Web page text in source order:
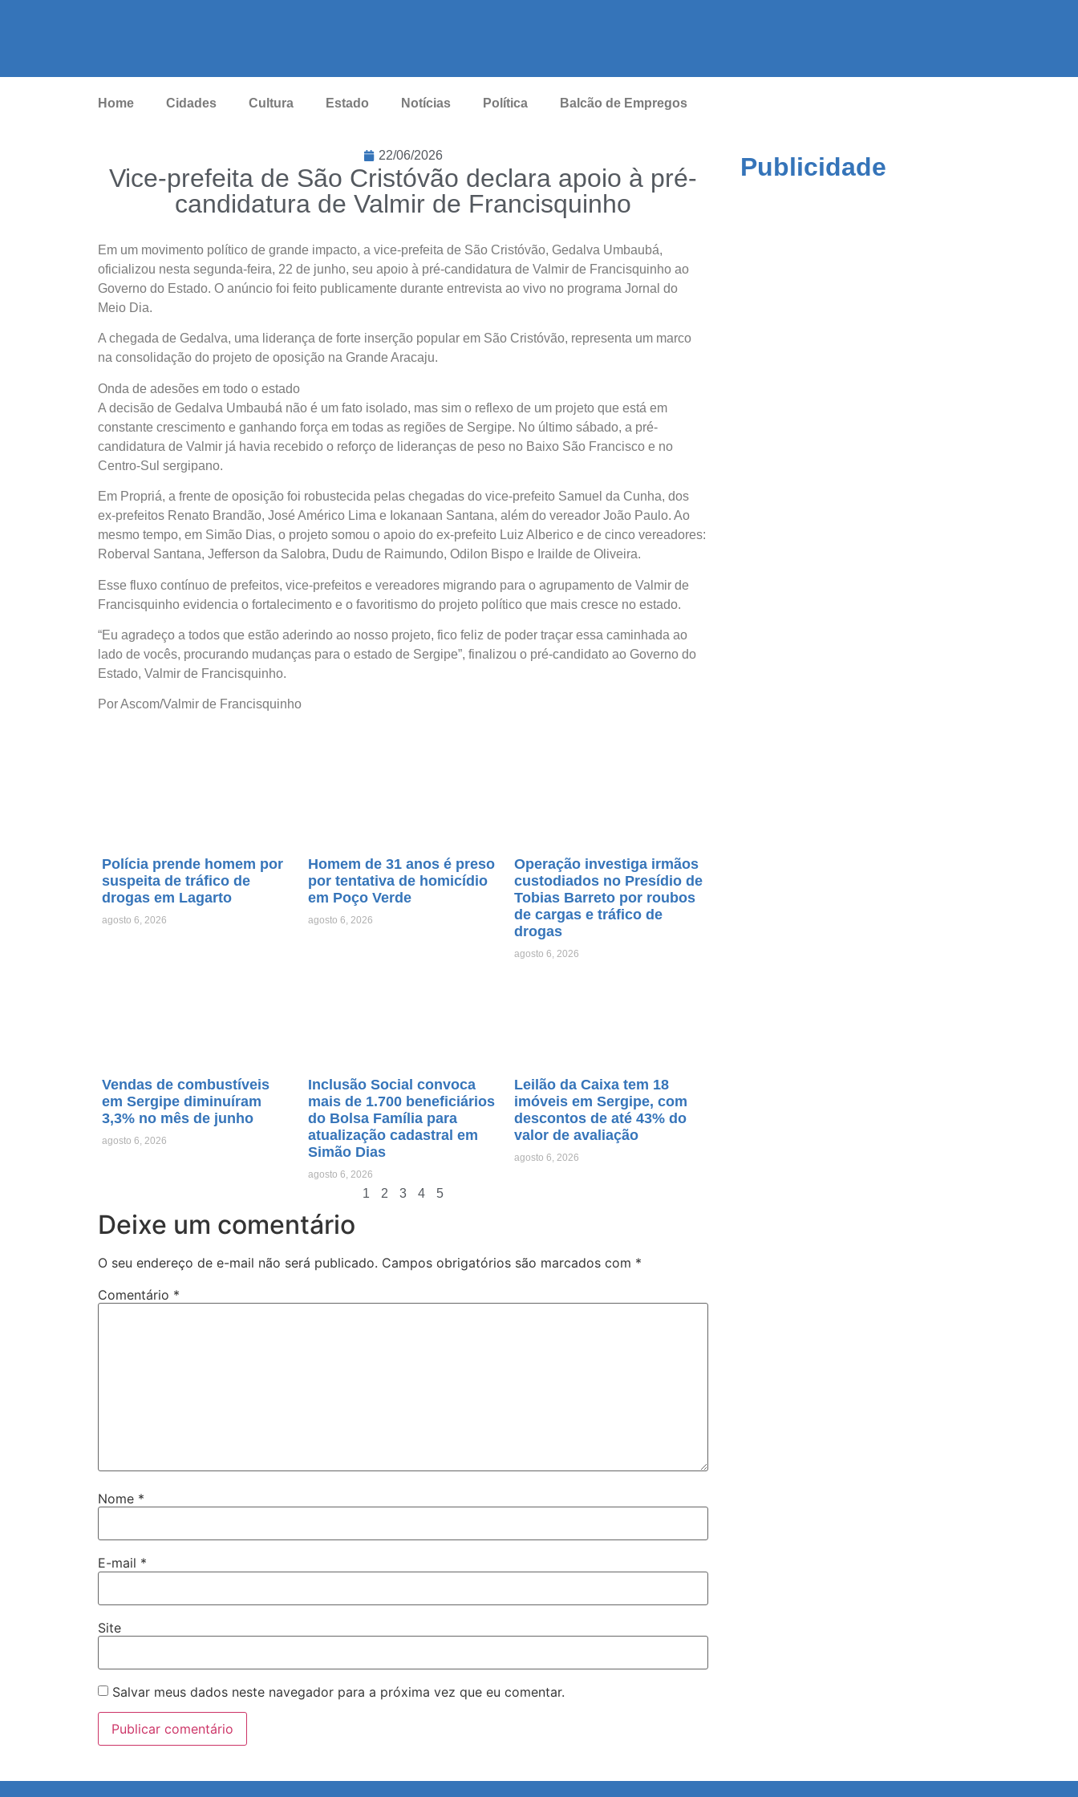
Home Cidades Cultura Estado Notícias Política Balcão de Empregos
22/06/2026
Vice-prefeita de São Cristóvão declara apoio à pré-
candidatura de Valmir de Francisquinho
Em um movimento político de grande impacto, a vice-prefeita de São Cristóvão, Gedalva Umbaubá,
oficializou nesta segunda-feira, 22 de junho, seu apoio à pré-candidatura de Valmir de Francisquinho ao
Governo do Estado. O anúncio foi feito publicamente durante entrevista ao vivo no programa Jornal do
Meio Dia.
A chegada de Gedalva, uma liderança de forte inserção popular em São Cristóvão, representa um marco
na consolidação do projeto de oposição na Grande Aracaju.
Onda de adesões em todo o estado
A decisão de Gedalva Umbaubá não é um fato isolado, mas sim o reflexo de um projeto que está em
constante crescimento e ganhando força em todas as regiões de Sergipe. No último sábado, a pré-
candidatura de Valmir já havia recebido o reforço de lideranças de peso no Baixo São Francisco e no
Centro-Sul sergipano.
Em Propriá, a frente de oposição foi robustecida pelas chegadas do vice-prefeito Samuel da Cunha, dos
ex-prefeitos Renato Brandão, José Américo Lima e Iokanaan Santana, além do vereador João Paulo. Ao
mesmo tempo, em Simão Dias, o projeto somou o apoio do ex-prefeito Luiz Alberico e de cinco vereadores:
Roberval Santana, Jefferson da Salobra, Dudu de Raimundo, Odilon Bispo e Irailde de Oliveira.
Esse fluxo contínuo de prefeitos, vice-prefeitos e vereadores migrando para o agrupamento de Valmir de
Francisquinho evidencia o fortalecimento e o favoritismo do projeto político que mais cresce no estado.
“Eu agradeço a todos que estão aderindo ao nosso projeto, fico feliz de poder traçar essa caminhada ao
lado de vocês, procurando mudanças para o estado de Sergipe”, finalizou o pré-candidato ao Governo do
Estado, Valmir de Francisquinho.
Por Ascom/Valmir de Francisquinho
Polícia prende homem por
suspeita de tráfico de
drogas em Lagarto
agosto 6, 2026
Homem de 31 anos é preso
por tentativa de homicídio
em Poço Verde
agosto 6, 2026
Operação investiga irmãos
custodiados no Presídio de
Tobias Barreto por roubos
de cargas e tráfico de
drogas
agosto 6, 2026
Vendas de combustíveis
em Sergipe diminuíram
3,3% no mês de junho
agosto 6, 2026
Inclusão Social convoca
mais de 1.700 beneficiários
do Bolsa Família para
atualização cadastral em
Simão Dias
agosto 6, 2026
Leilão da Caixa tem 18
imóveis em Sergipe, com
descontos de até 43% do
valor de avaliação
agosto 6, 2026
1 2 3 4 5
Deixe um comentário
O seu endereço de e-mail não será publicado. Campos obrigatórios são marcados com *
Comentário *
Nome *
E-mail *
Site
Salvar meus dados neste navegador para a próxima vez que eu comentar.
Publicidade